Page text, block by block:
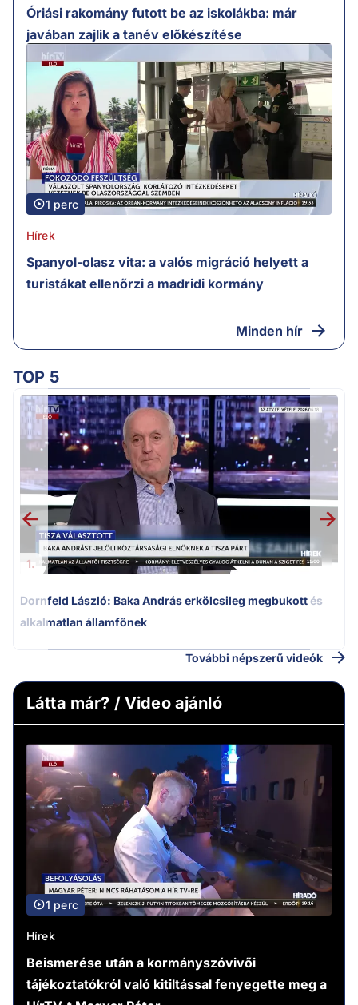
Óriási rakomány futott be az iskolákba: már
javában zajlik a tanév előkészítése
1 perc
Hírek
Spanyol-olasz vita: a valós migráció helyett a
turistákat ellenőrzi a madridi kormány
Minden hír
TOP 5
1.
Dornfeld László: Baka András erkölcsileg megbukott és
alkalmatlan államfőnek
További népszerű videók
Látta már? / Video ajánló
1 perc
Hírek
Beismerése után a kormányszóvivői
tájékoztatókról való kitiltással fenyegette meg a